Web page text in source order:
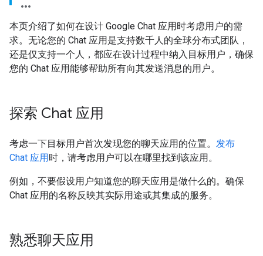
本页介绍了如何在设计 Google Chat 应用时考虑用户的需
求。无论您的 Chat 应用是支持数千人的全球分布式团队，
还是仅支持一个人，都应在设计过程中纳入目标用户，确保
您的 Chat 应用能够帮助所有向其发送消息的用户。
探索 Chat 应用
考虑一下目标用户首次发现您的聊天应用的位置。 发布
Chat 应用时，请考虑用户可以在哪里找到该应用。
例如，不要假设用户知道您的聊天应用是做什么的。确保
Chat 应用的名称反映其实际用途或其集成的服务。
熟悉聊天应用